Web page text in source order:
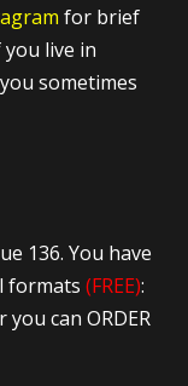
for brief
you live in
sometimes
136. You have
formats(FREE):
you can ORDER